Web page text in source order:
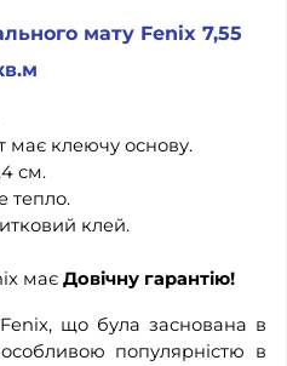
мату Fenix 7,55
має клеючу основу.
см.
тепло.
клей.
має Довічну гарантію!
що була заснована в
популярністю в